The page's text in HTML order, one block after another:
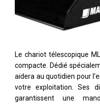
Le chariot télescopique
compacte. Dédié
aidera au quotidien pour
votre exploitation. Ses
garantissent une